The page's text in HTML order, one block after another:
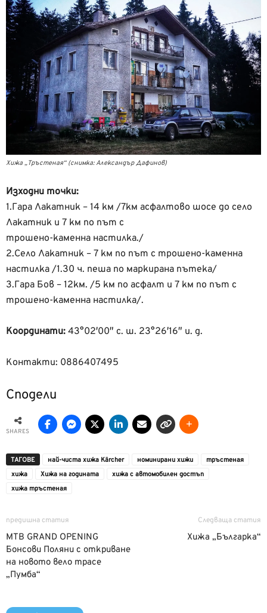
Хижа „Тръстеная“ (снимка: Александър Дафинов)
Изходни точки:
1.Гара Лакатник – 14 км /7км асфалтово шосе до село
Лакатник и 7 км по път с
трошено-каменна настилка./
2.Село Лакатник – 7 км по път с трошено-каменна
настилка /1.30 ч. пеша по маркирана пътека/
3.Гара Бов – 12км. /5 км по асфалт и 7 км по път с
трошено-каменна настилка/.
Координати: 43°02′00″ с. ш. 23°26′16″ и. д.
Контакти: 0886407495
Сподели
SHARES
ТАГОВЕ най-чиста хижа Kärcher номинирани хижи
тръстеная
хижа
Хижа на годината
хижа с автомобилен достъп
хижа тръстеная
предишна статия
MTB GRAND OPENING
Бонсови Поляни с откриване
на новото вело трасе
„Пумба“
Следваща статия
Хижа „Българка“